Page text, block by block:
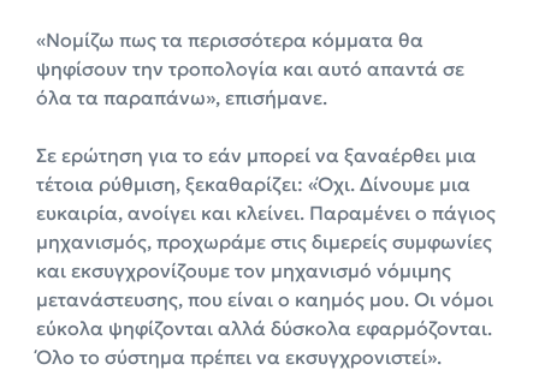
«Νομίζω πως τα περισσότερα κόμματα θα
ψηφίσουν την τροπολογία και αυτό απαντά σε
όλα τα παραπάνω», επισήμανε.
Σε ερώτηση για το εάν μπορεί να ξαναέρθει μια
τέτοια ρύθμιση, ξεκαθαρίζει: «Όχι. Δίνουμε μια
ευκαιρία, ανοίγει και κλείνει. Παραμένει ο πάγιος
μηχανισμός, προχωράμε στις διμερείς συμφωνίες
και εκσυγχρονίζουμε τον μηχανισμό νόμιμης
μετανάστευσης, που είναι ο καημός μου. Οι νόμοι
εύκολα ψηφίζονται αλλά δύσκολα εφαρμόζονται.
Όλο το σύστημα πρέπει να εκσυγχρονιστεί».